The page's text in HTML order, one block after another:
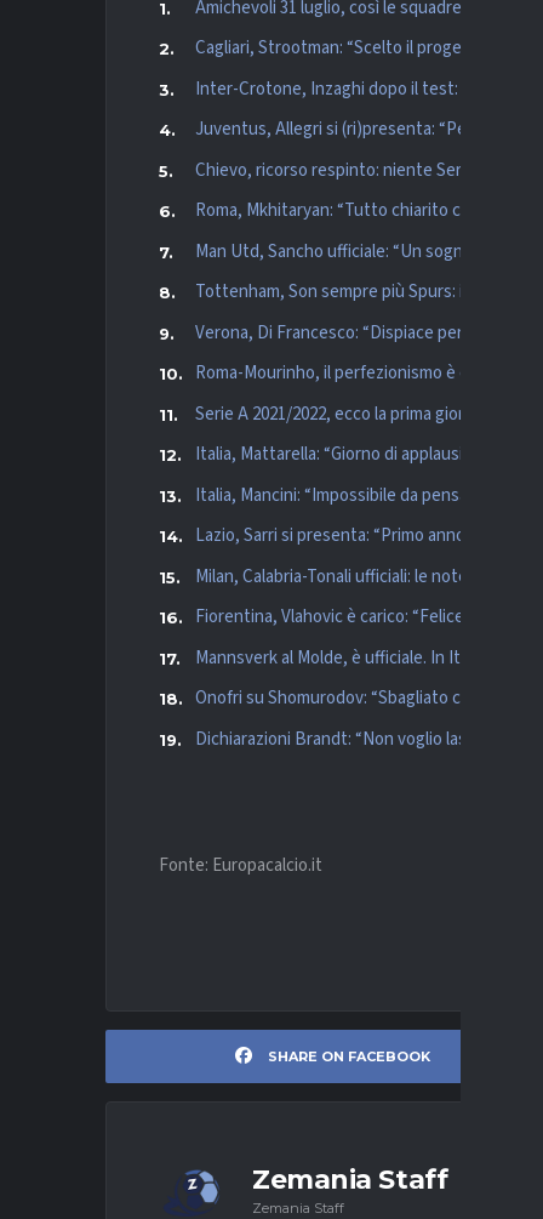
Amichevoli 31 luglio, così le squadre di Serie
Cagliari, Strootman: “Scelto il progetto”.
Inter-Crotone, Inzaghi dopo il test: “Ritiro
Juventus, Allegri si (ri)presenta: “Pensiamo a
Chievo, ricorso respinto: niente Serie B, ora il
Roma, Mkhitaryan: “Tutto chiarito con
Man Utd, Sancho ufficiale: “Un sogno che si
Tottenham, Son sempre più Spurs: il
Verona, Di Francesco: “Dispiace per Lasagna.
Roma-Mourinho, il perfezionismo è di casa:
Serie A 2021/2022, ecco la prima giornata
Italia, Mattarella: “Giorno di applausi e
Italia, Mancini: “Impossibile da pensare, non
Lazio, Sarri si presenta: “Primo anno
Milan, Calabria-Tonali ufficiali: le note del club
Fiorentina, Vlahovic è carico: “Felice di essere
Mannsverk al Molde, è ufficiale. In Italia aveva
Onofri su Shomurodov: “Sbagliato cederlo
Dichiarazioni Brandt: “Non voglio lasciare il
Fonte: Europacalcio.it
SHARE ON FACEBOOK
Zemania Staff
Zemania Staff